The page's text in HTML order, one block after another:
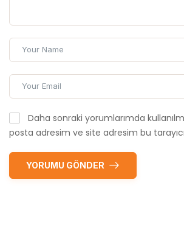
Daha sonraki yorumlarımda
posta adresim ve site adresim bu
YORUMU GÖNDER